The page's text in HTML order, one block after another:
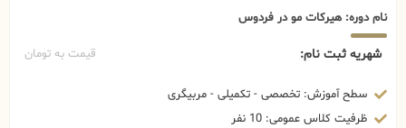
نام دوره: هیرکات مو در فردوس
شهریه ثبت نام: قیمت به تومان
سطح آموزش: تخصصی - تکمیلی - مربیگری
ظرفیت کلاس عمومی: 10 نفر